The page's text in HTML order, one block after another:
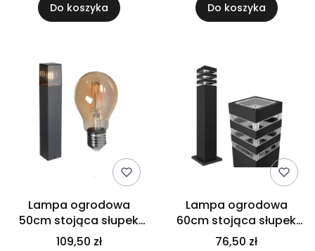
Do koszyka Do koszyka
Lampa ogrodowa
50cm stojąca słupek
zewnętrzna +E27
109,50 zł
Lampa ogrodowa
60cm stojąca słupek
zewnętrzna
76,50 zł